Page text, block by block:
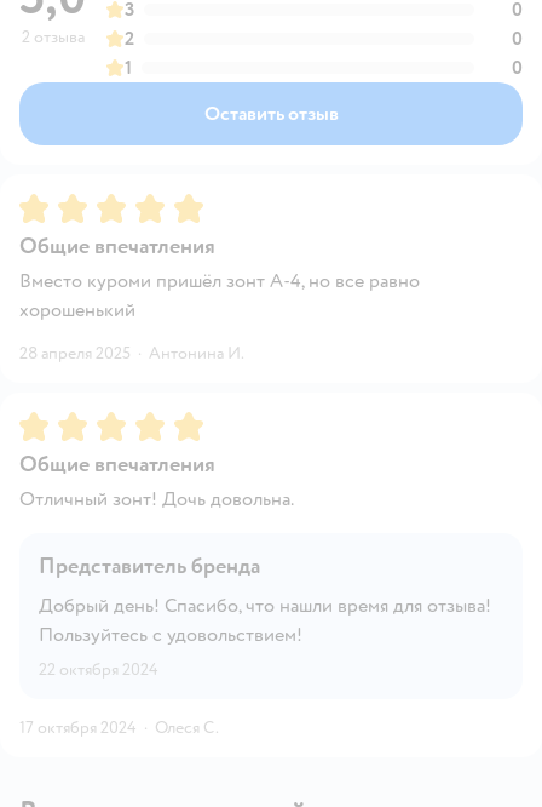
2 отзыва
3
0
2
0
1
0
Оставить отзыв
Рейтинг:5
Общие впечатления
Вместо куроми пришёл зонт А-4, но все равно
хорошенький
28 апреля 2025 · Антонина И.
Рейтинг:5
Общие впечатления
Отличный зонт! Дочь довольна.
Представитель бренда
Добрый день! Спасибо, что нашли время для отзыва!
Пользуйтесь с удовольствием!
22 октября 2024
17 октября 2024 · Олеся С.